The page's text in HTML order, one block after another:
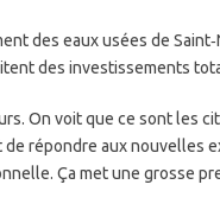
des eaux usées de
des investissements
On voit que ce sont les
répondre aux nouvelles
Ça met une grosse